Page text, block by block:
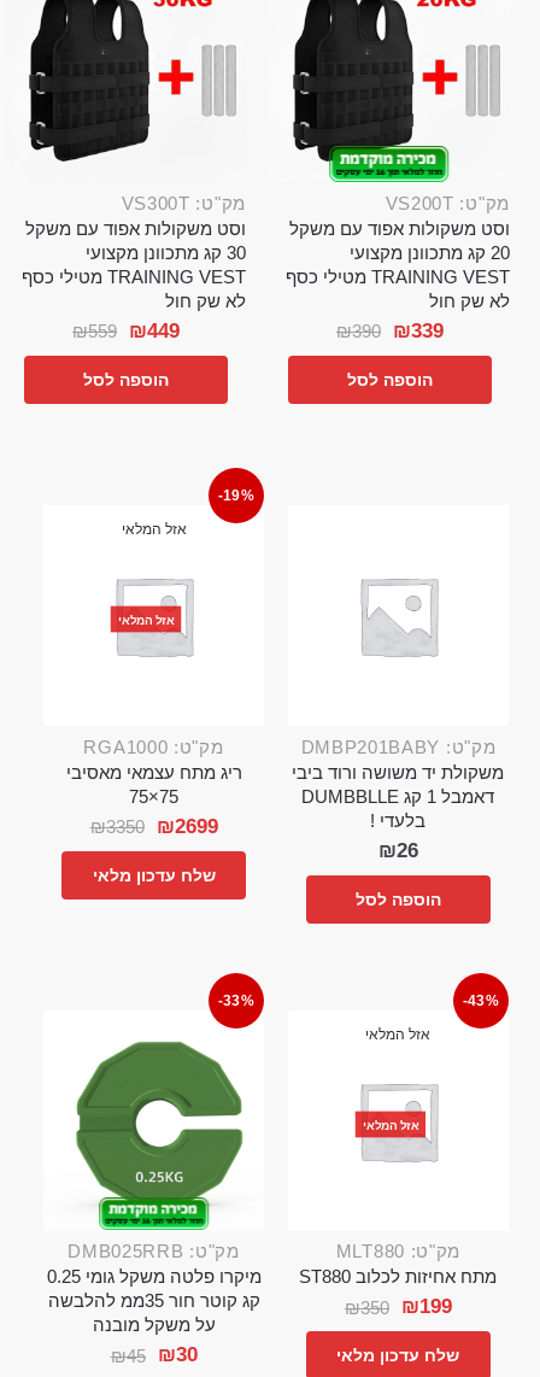
מק"ט: VS200T
וסט משקולות אפוד עם משקל
20 קג מתכוונן מקצועי
TRAINING VEST מטילי כסף
לא שק חול
₪390 ₪339
הוספה לסל
מק"ט: VS300T
וסט משקולות אפוד עם משקל
30 קג מתכוונן מקצועי
TRAINING VEST מטילי כסף
לא שק חול
₪559 ₪449
הוספה לסל
מק"ט: DMBP201BABY
משקולת יד משושה ורוד ביבי
דאמבל 1 קג DUMBBLLE
בלעדי !
₪26
הוספה לסל
-19%
אזל המלאי
אזל המלאי
מק"ט: RGA1000
ריג מתח עצמאי מאסיבי
75×75
₪3350 ₪2699
שלח עדכון מלאי
-43%
אזל המלאי
אזל המלאי
מק"ט: MLT880
מתח אחיזות לכלוב ST880
₪350 ₪199
שלח עדכון מלאי
-33%
מק"ט: DMB025RRB
מיקרו פלטה משקל גומי 0.25
קג קוטר חור 35ממ להלבשה
על משקל מובנה
₪45 ₪30